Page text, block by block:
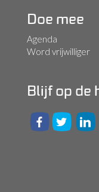
Doe mee
Agenda
Word vrijwilliger
Blijf op de